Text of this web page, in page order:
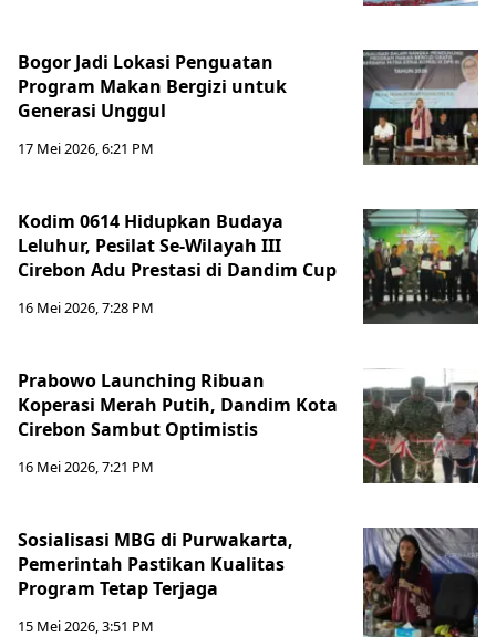
Bogor Jadi Lokasi Penguatan
Program Makan Bergizi untuk
Generasi Unggul
17 Mei 2026, 6:21 PM
Kodim 0614 Hidupkan Budaya
Leluhur, Pesilat Se-Wilayah III
Cirebon Adu Prestasi di Dandim Cup
16 Mei 2026, 7:28 PM
Prabowo Launching Ribuan
Koperasi Merah Putih, Dandim Kota
Cirebon Sambut Optimistis
16 Mei 2026, 7:21 PM
Sosialisasi MBG di Purwakarta,
Pemerintah Pastikan Kualitas
Program Tetap Terjaga
15 Mei 2026, 3:51 PM